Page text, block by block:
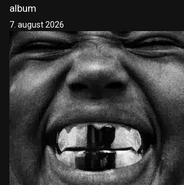
album
7. august 2026